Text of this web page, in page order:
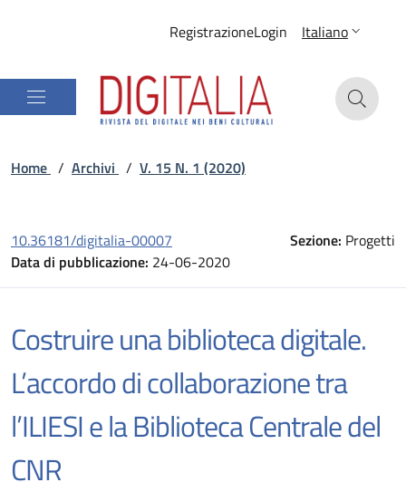
RegistrazioneLogin Italiano
Home / Archivi / V. 15 N. 1 (2020)
10.36181/digitalia-00007 Sezione: Progetti
Data di pubblicazione: 24-06-2020
Costruire una biblioteca digitale.
L’accordo di collaborazione tra
l’ILIESI e la Biblioteca Centrale del
CNR